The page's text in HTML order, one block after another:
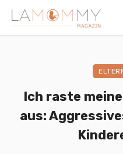
Ich raste
aus: